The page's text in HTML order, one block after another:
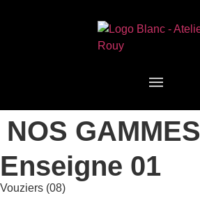
NOS GAMMES
Enseigne 01
Vouziers (08)